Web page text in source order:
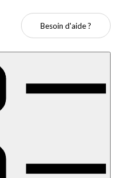
Besoin d'aide ?